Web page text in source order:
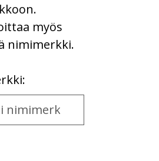
myös
nimimerkki.
Name
and